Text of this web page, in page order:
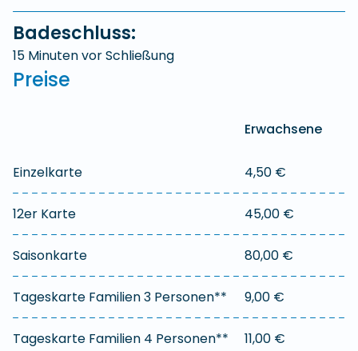
Badeschluss:
15 Minuten vor Schließung
Preise
Erwachsene
Einzelkarte 4,50 €
12er Karte 45,00 €
Saisonkarte 80,00 €
Tageskarte Familien 3 Personen** 9,00 €
Tageskarte Familien 4 Personen** 11,00 €